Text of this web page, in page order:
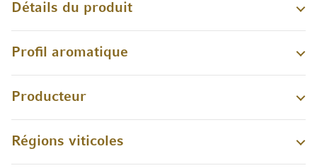
Détails du produit
Profil aromatique
Producteur
Régions viticoles